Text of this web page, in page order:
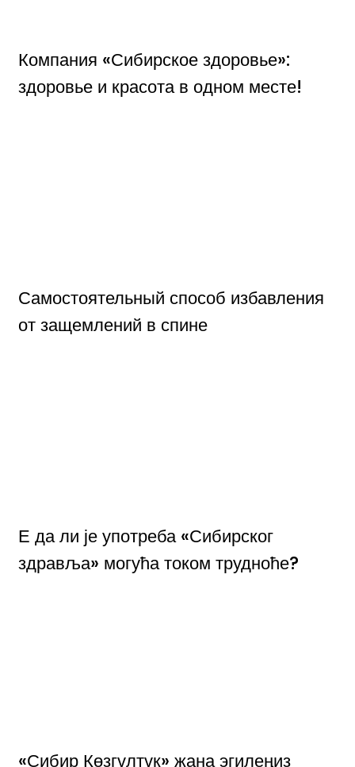
Компания «Сибирское здоровье»:
здоровье и красота в одном месте!
Самостоятельный способ избавления
от защемлений в спине
Е да ли је употреба «Сибирског
здравља» могућа током трудноће?
«Сибир Көзгүлтүк» жана эгилеңиз